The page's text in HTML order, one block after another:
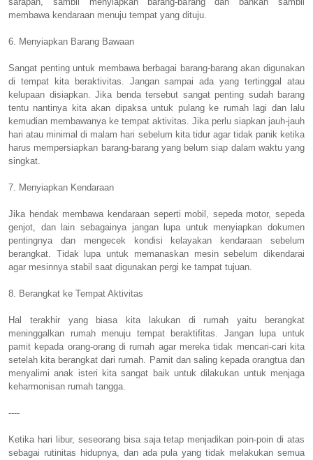
membawa kendaraan menuju tempat yang dituju.
6. Menyiapkan Barang Bawaan
Sangat penting untuk membawa berbagai barang-barang akan digunakan
di tempat kita beraktivitas. Jangan sampai ada yang tertinggal atau
kelupaan disiapkan. Jika benda tersebut sangat penting sudah barang
tentu nantinya kita akan dipaksa untuk pulang ke rumah lagi dan lalu
kemudian membawanya ke tempat aktivitas. Jika perlu siapkan jauh-jauh
hari atau minimal di malam hari sebelum kita tidur agar tidak panik ketika
harus mempersiapkan barang-barang yang belum siap dalam waktu yang
singkat.
7. Menyiapkan Kendaraan
Jika hendak membawa kendaraan seperti mobil, sepeda motor, sepeda
genjot, dan lain sebagainya jangan lupa untuk menyiapkan dokumen
pentingnya dan mengecek kondisi kelayakan kendaraan sebelum
berangkat. Tidak lupa untuk memanaskan mesin sebelum dikendarai
agar mesinnya stabil saat digunakan pergi ke tampat tujuan.
8. Berangkat ke Tempat Aktivitas
Hal terakhir yang biasa kita lakukan di rumah yaitu berangkat
meninggalkan rumah menuju tempat beraktifitas. Jangan lupa untuk
pamit kepada orang-orang di rumah agar mereka tidak mencari-cari kita
setelah kita berangkat dari rumah. Pamit dan saling kepada orangtua dan
menyalimi anak isteri kita sangat baik untuk dilakukan untuk menjaga
keharmonisan rumah tangga.
----
Ketika hari libur, seseorang bisa saja tetap menjadikan poin-poin di atas
sebagai rutinitas hidupnya, dan ada pula yang tidak melakukan semua